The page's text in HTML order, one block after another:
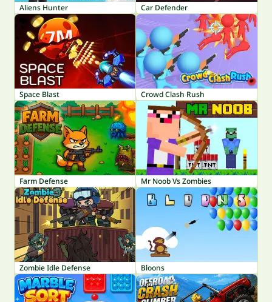
Aliens Hunter Car Defender
Space Blast Crowd Clash Rush
Farm Defense Mr Noob Vs Zombies
Zombie Idle Defense Bloons